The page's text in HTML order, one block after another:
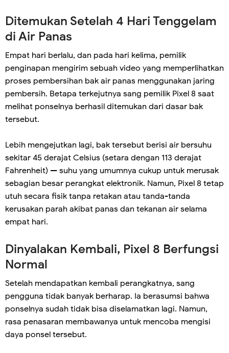
Ditemukan Setelah 4 Hari Tenggelam
di Air Panas
Empat hari berlalu, dan pada hari kelima, pemilik
penginapan mengirim sebuah video yang memperlihatkan
proses pembersihan bak air panas menggunakan jaring
pembersih. Betapa terkejutnya sang pemilik Pixel 8 saat
melihat ponselnya berhasil ditemukan dari dasar bak
tersebut.
Lebih mengejutkan lagi, bak tersebut berisi air bersuhu
sekitar 45 derajat Celsius (setara dengan 113 derajat
Fahrenheit) — suhu yang umumnya cukup untuk merusak
sebagian besar perangkat elektronik. Namun, Pixel 8 tetap
utuh secara fisik tanpa retakan atau tanda-tanda
kerusakan parah akibat panas dan tekanan air selama
empat hari.
Dinyalakan Kembali, Pixel 8 Berfungsi
Normal
Setelah mendapatkan kembali perangkatnya, sang
pengguna tidak banyak berharap. Ia berasumsi bahwa
ponselnya sudah tidak bisa diselamatkan lagi. Namun,
rasa penasaran membawanya untuk mencoba mengisi
daya ponsel tersebut.